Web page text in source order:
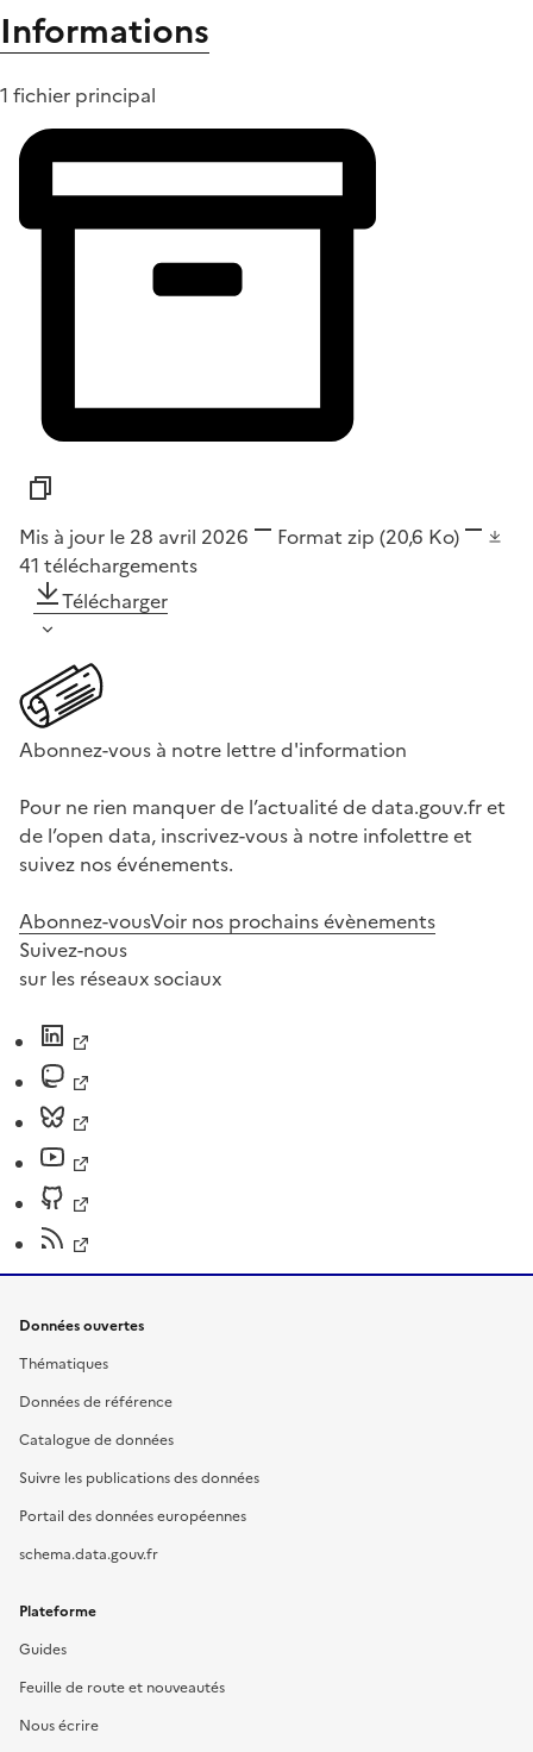
Informations
1 fichier principal
Mis à jour le 28 avril 2026 Format zip (20,6 Ko)
41 téléchargements
Télécharger
Abonnez-vous à notre lettre d'information
Pour ne rien manquer de l’actualité de data.gouv.fr et
de l’open data, inscrivez-vous à notre infolettre et
suivez nos événements.
Abonnez-vousVoir nos prochains évènements
Suivez-nous
sur les réseaux sociaux
Données ouvertes
Thématiques
Données de référence
Catalogue de données
Suivre les publications des données
Portail des données européennes
schema.data.gouv.fr
Plateforme
Guides
Feuille de route et nouveautés
Nous écrire